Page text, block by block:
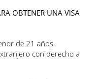
OBTENER UNA VISA
de 21 años.
con derecho a